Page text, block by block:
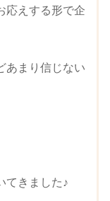
応えする形で企
あまり信じない
てきました♪